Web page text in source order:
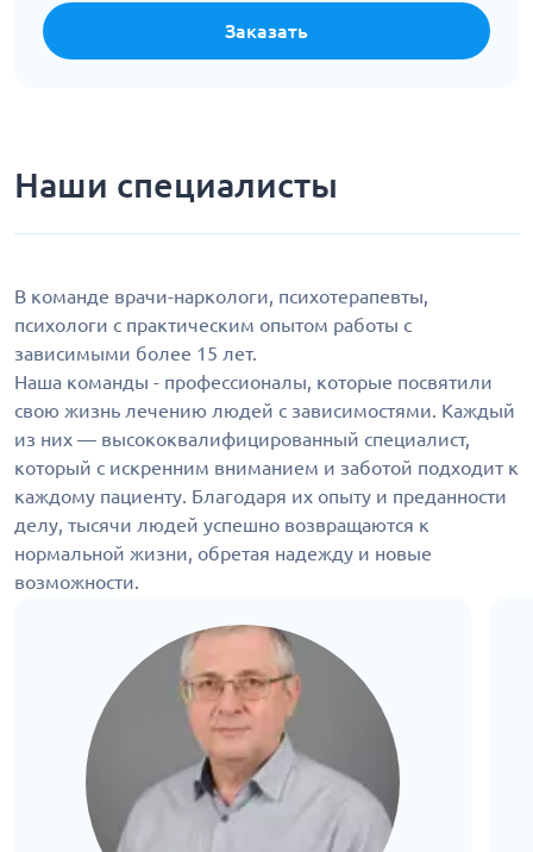
Заказать
Наши специалисты
В команде врачи-наркологи, психотерапевты,
психологи с практическим опытом работы с
зависимыми более 15 лет.
Наша команды - профессионалы, которые посвятили
свою жизнь лечению людей с зависимостями. Каждый
из них — высококвалифицированный специалист,
который с искренним вниманием и заботой подходит к
каждому пациенту. Благодаря их опыту и преданности
делу, тысячи людей успешно возвращаются к
нормальной жизни, обретая надежду и новые
возможности.